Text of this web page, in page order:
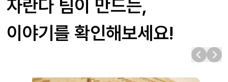
자란다 팀이 만드는,
이야기를 확인해보세요!